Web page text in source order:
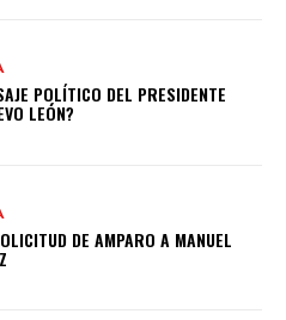
POLÍTICO DEL PRESIDENTE
LEÓN?
DE AMPARO A MANUEL